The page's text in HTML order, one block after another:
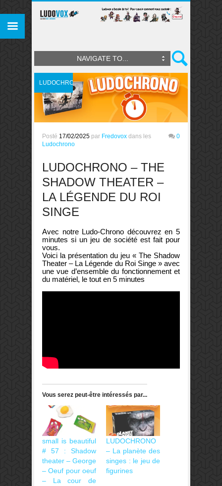
NAVIGATE TO...
LUDOCHRONO
Posté 17/02/2025 par Fredovox dans les
Ludochrono
0
LUDOCHRONO – THE
SHADOW THEATER –
LA LÉGENDE DU ROI
SINGE
Avec notre Ludo-Chrono découvrez en 5
minutes si un jeu de société est fait pour
vous.
Voici la présentation du jeu « The Shadow
Theater – La Légende du Roi Singe » avec
une vue d’ensemble du fonctionnement et
du matériel, le tout en 5 minutes
Vous serez peut-être intéressés par...
small is beautiful
# 57 : Shadow
theater – George
– Oeuf pour oeuf
– La cour de
LUDOCHRONO
– La planète des
singes : le jeu de
figurines